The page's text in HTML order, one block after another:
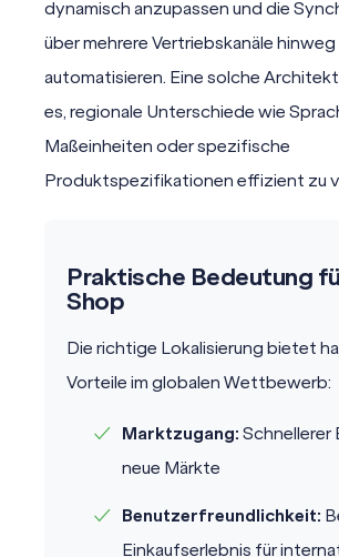
dynamisch anzupassen und die
über mehrere Vertriebskanäle hinweg
automatisieren. Eine solche
es, regionale Unterschiede wie
Maßeinheiten oder spezifische
Produktspezifikationen effizient zu
Praktische Bedeutung
Shop
Die richtige Lokalisierung bietet
Vorteile im globalen Wettbewerb:
✓ Marktzugang: Schnellerer
neue Märkte
✓ Benutzerfreundlichkeit:
Einkaufserlebnis für